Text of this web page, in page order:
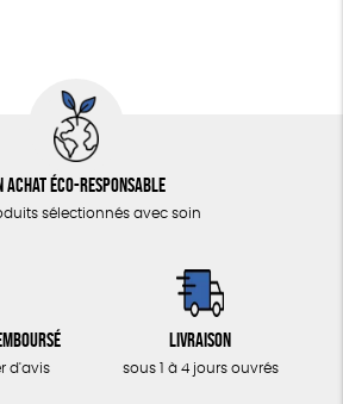
achat éco-responsable
sélectionnés avec soin
d'avis
Livraison
sous 1 à 4 jours ouvrés